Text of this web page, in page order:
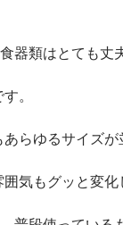
器類はとても丈
。
らゆるサイズが
気もグッと変化